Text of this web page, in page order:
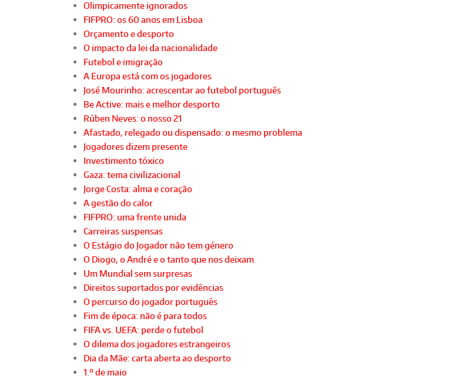
Olimpicamente ignorados
FIFPRO: os 60 anos em Lisboa
Orçamento e desporto
O impacto da lei da nacionalidade
Futebol e imigração
A Europa está com os jogadores
José Mourinho: acrescentar ao futebol português
Be Active: mais e melhor desporto
Rúben Neves: o nosso 21
Afastado, relegado ou dispensado: o mesmo problema
Jogadores dizem presente
Investimento tóxico
Gaza: tema civilizacional
Jorge Costa: alma e coração
A gestão do calor
FIFPRO: uma frente unida
Carreiras suspensas
O Estágio do Jogador não tem género
O Diogo, o André e o tanto que nos deixam
Um Mundial sem surpresas
Direitos suportados por evidências
O percurso do jogador português
Fim de época: não é para todos
FIFA vs. UEFA: perde o futebol
O dilema dos jogadores estrangeiros
Dia da Mãe: carta aberta ao desporto
1.º de maio